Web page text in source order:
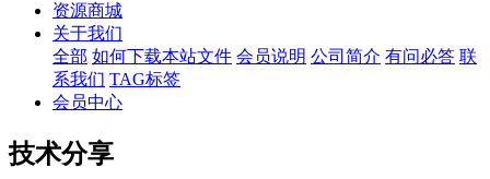
资源商城
关于我们
全部 如何下载本站文件 会员说明 公司简介 有问必答 联
系我们 TAG标签
会员中心
技术分享